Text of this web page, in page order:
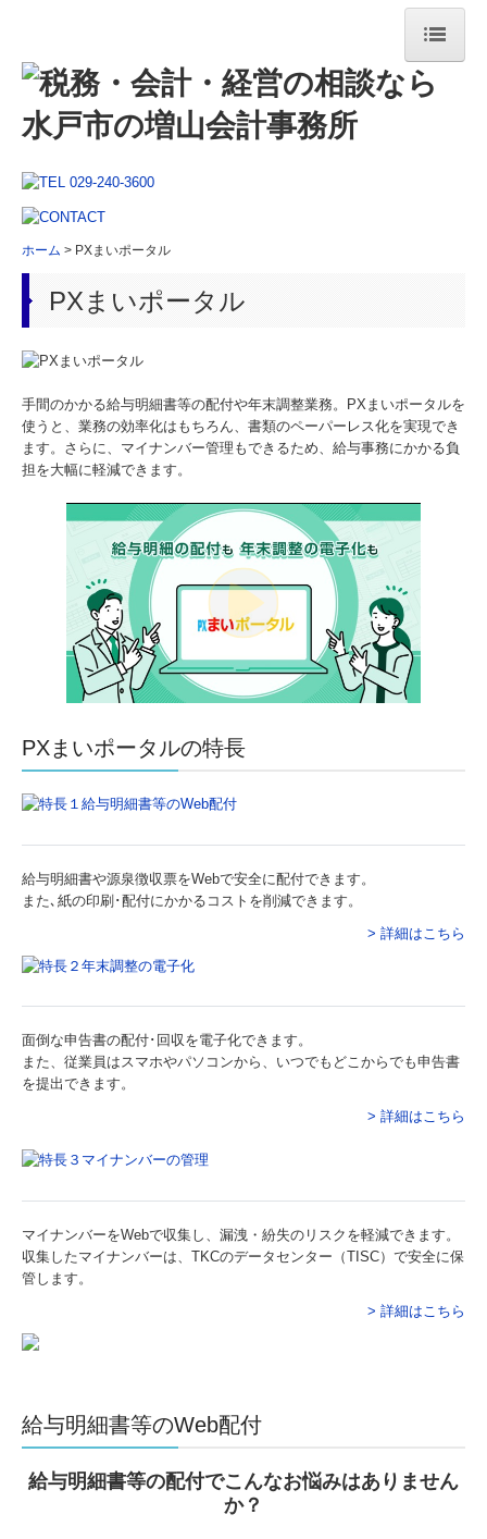
ホーム
事務所紹介
社長挨拶・プロフィール
経営理念
会社概要・アクセス・グループ企業
当事務所の特長
経営コンサルティング
デジタル化支援
お客様のメディア掲載情報
事業承継をお考えの方へ
相続でお困りの方へ
セミナー・イベント
セミナー・講演のご案内
実施セミナーレポート
事務所通信
ラジオ「ビジネス・アイ」
メディア・書籍
SNS等紹介
増山英和もうひとつの顔…
ホーム PXまいポータル
PXまいポータル
手間のかかる給与明細書等の配付や年末調整業務。PXまいポータルを
使うと、業務の効率化はもちろん、書類のペーパーレス化を実現でき
ます。さらに、マイナンバー管理もできるため、給与事務にかかる負
担を大幅に軽減できます。
PXまいポータルの特長
給与明細書や源泉徴収票をWebで安全に配付できます。
また､紙の印刷･配付にかかるコストを削減できます。
> 詳細はこちら
面倒な申告書の配付･回収を電子化できます。
また、従業員はスマホやパソコンから、いつでもどこからでも申告書
を提出できます。
> 詳細はこちら
マイナンバーをWebで収集し、漏洩・紛失のリスクを軽減できます。
収集したマイナンバーは、TKCのデータセンター（TISC）で安全に保
管します。
> 詳細はこちら
給与明細書等のWeb配付
給与明細書等の配付でこんなお悩みはありません
か？